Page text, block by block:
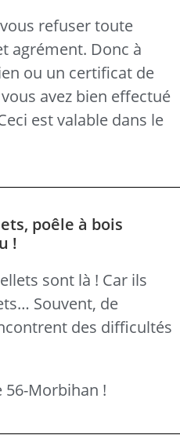
refuser toute
agrément. Donc à
ou un certificat de
avez bien effectué
est valable dans le
poêle à bois
!
sont là ! Car ils
Souvent, de
des difficultés
56-Morbihan !